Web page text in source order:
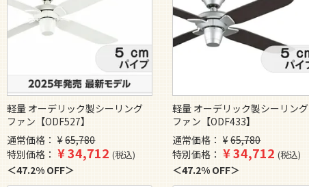
軽量 オーデリック製シーリング
ファン【ODF527】
通常価格
¥ 65,780
特別価格
¥34,712 税込
47.2% OFF
軽量 オーデリック製シーリング
ファン【ODF433】
通常価格
¥ 65,780
特別価格
¥34,712 税込
47.2% OFF